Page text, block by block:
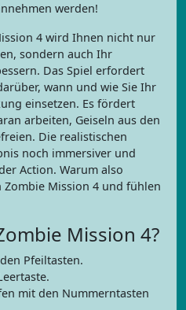
werden!
4 wird Ihnen nicht nur
sondern auch Ihr
Das Spiel erfordert
wann und wie Sie Ihr
einsetzen. Es fördert
arbeiten, Geiseln aus den
Die realistischen
noch immersiver und
Action. Warum also
Zombie Mission 4 und fühlen
Mission 4?
Pfeiltasten.
mit den Nummerntasten